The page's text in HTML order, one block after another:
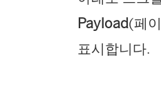
Payload(페
표시합니다.